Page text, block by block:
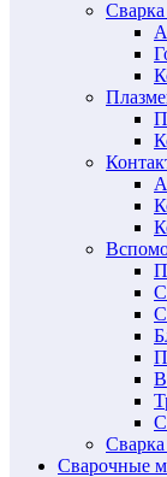
Сварочные